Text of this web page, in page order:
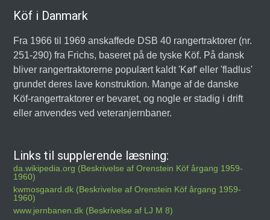
Köf i Danmark
Fra 1966 til 1969 anskaffede DSB 40 rangertraktorer (nr.
251-290) fra Frichs, baseret på de tyske Köf. På dansk
bliver rangertraktorerne populært kaldt 'Køf' eller 'fladlus'
grundet deres lave konstruktion. Mange af de danske
Köf-rangertraktorer er bevaret, og nogle er stadig i drift
eller anvendes ved veteranjernbaner.
Links til supplerende læsning:
da.wikipedia.org (Beskrivelse af Orenstein Köf årgang 1959-
1960)
kwmosgaard.dk (Beskrivelse af Orenstein Köf årgang 1959-
1960)
www.jernbanen.dk (Beskrivelse af LJ M 8)